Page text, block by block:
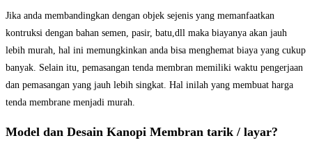
Jika anda membandingkan dengan objek sejenis yang memanfaatkan
kontruksi dengan bahan semen, pasir, batu,dll maka biayanya akan jauh
lebih murah, hal ini memungkinkan anda bisa menghemat biaya yang cukup
banyak. Selain itu, pemasangan tenda membran memiliki waktu pengerjaan
dan pemasangan yang jauh lebih singkat. Hal inilah yang membuat harga
tenda membrane menjadi murah.
Model dan Desain Kanopi Membran tarik / layar?